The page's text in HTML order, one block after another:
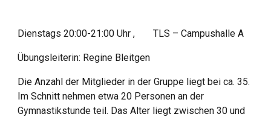
Dienstags 20:00-21:00 Uhr , TLS – Campushalle A
Übungsleiterin: Regine Bleitgen
Die Anzahl der Mitglieder in der Gruppe liegt bei ca. 35.
Im Schnitt nehmen etwa 20 Personen an der
Gymnastikstunde teil. Das Alter liegt zwischen 30 und